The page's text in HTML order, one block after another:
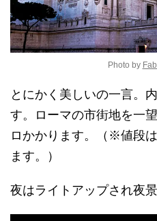
Photo by
とにかく美しいの一言。
す。ローマの市街地を一
ロかかります。（※値段
ます。）
夜はライトアップされ夜景